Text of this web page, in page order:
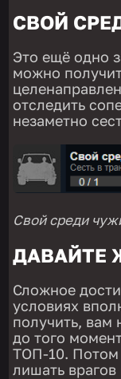
СВОЙ
Это ещё одно
можно
отследить
незаметно
Свой среди
ДАВАЙТЕ
Сложное
условиях
получить, вам
до того
ТОП-10. Потом
лишать